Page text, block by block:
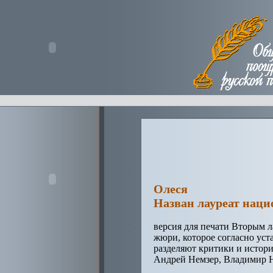
Олеся
Назван лауреат
версия для печати Вторым
жюри, которое согласно
разделяют критики и
Андрей Немзер, Владимир